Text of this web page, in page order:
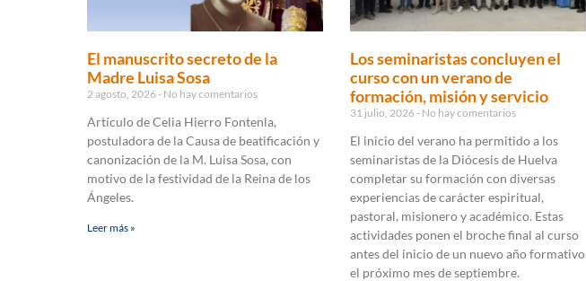
El manuscrito secreto de la
Madre Luisa Sosa
2 agosto, 2026 No hay comentarios
Artículo de Celia Hierro Fontenla,
postuladora de la Causa de beatificación y
canonización de la M. Luisa Sosa, con
motivo de la festividad de la Reina de los
Ángeles.
Leer más »
Los seminaristas concluyen el
curso con un verano de
formación, misión y servicio
31 julio, 2026 No hay comentarios
El inicio del verano ha permitido a los
seminaristas de la Diócesis de Huelva
completar su formación con diversas
experiencias de carácter espiritual,
pastoral, misionero y académico. Estas
actividades ponen el broche final al curso
antes del inicio de un nuevo año formativo
el próximo mes de septiembre.